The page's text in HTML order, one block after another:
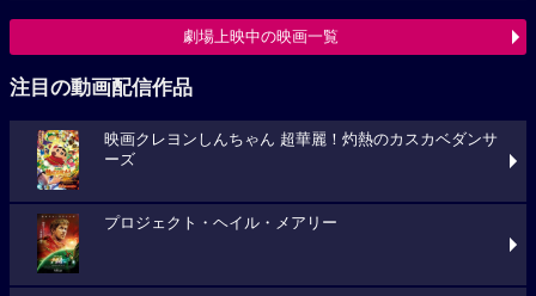
劇場上映中の映画一覧
注目の動画配信作品
映画クレヨンしんちゃん 超華麗！灼熱のカスカベダンサ
ーズ
プロジェクト・ヘイル・メアリー